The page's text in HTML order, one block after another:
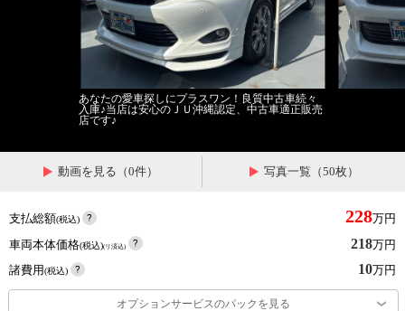
あなたの愛車探しにプラスワン！良質中古車続々
入庫♪当店は安心のＪＵ沖縄認定、中古車適正販売
店です♪
動画を見る（0件） 写真一覧（50枚）
支払総額(税込) 228万円
車両本体価格(税込)(リ済込) 218万円
諸費用(税込) 10万円
オプションサービスのパックを見る